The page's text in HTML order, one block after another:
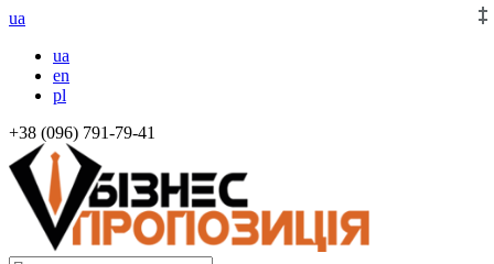
ua
ua
en
pl
+38 (096) 791-79-41